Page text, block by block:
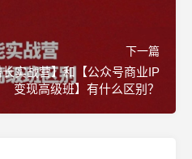
下一篇
实战营】和【公众号商业IP
变现高级班】有什么区别？